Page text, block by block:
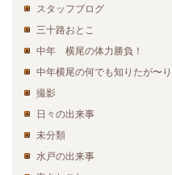
スタッフブログ
三十路おとこ
中年 横尾の体力勝負！
中年横尾の何でも知りたが〜り
撮影
日々の出来事
未分類
水戸の出来事